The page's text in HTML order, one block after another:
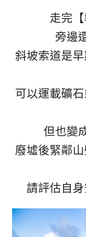
走完
旁邊
斜坡索道是
可以運載礦
但也變
廢墟後緊鄰
請評估自